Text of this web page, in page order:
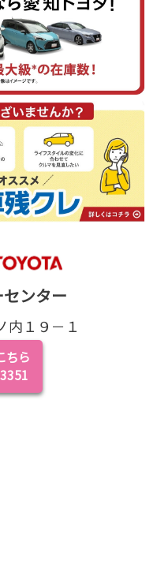
ンター
内１９－１
ちら